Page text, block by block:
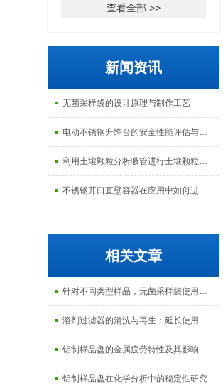
查看全部 >>
新闻资讯
无菌采样袋的设计原理与制作工艺
电动不锈钢升降台的安全性能评估与控制
利用土壤颗粒分析吸管进行土壤颗粒定量分析的研究
不锈钢开口直壁容器在应用中如何进行维护和保养？
相关文章
针对不同类型样品，无菌采样袋使用后的保存并不相同
溶剂过滤器的清洗与再生：延长使用寿命的方法
铝制样品盘的金属疲劳特性及其影响因素
铝制样品盘在化学分析中的稳定性研究